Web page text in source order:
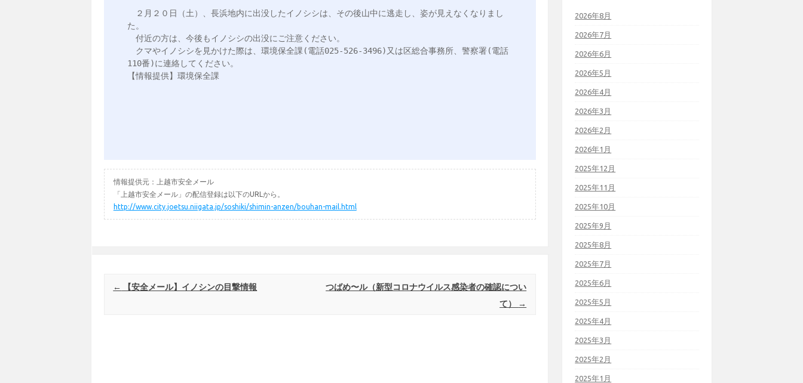
２月２０日（土）、長浜地内に出没したイノシシは、その後山中に逃走し、姿が見えなくなりまし
た。
付近の方は、今後もイノシシの出没にご注意ください。
クマやイノシシを見かけた際は、環境保全課(電話025-526-3496)又は区総合事務所、警察署(電話
110番)に連絡してください。
【情報提供】環境保全課
情報提供元：上越市安全メール
「上越市安全メール」の配信登録は以下のURLから。
http://www.city.joetsu.niigata.jp/soshiki/shimin-anzen/bouhan-mail.html
Post navigation
← 【安全メール】イノシンの目撃情報
つばめ〜ル（新型コロナウイルス感染者の確認につい
て）
→
2026年8月
2026年7月
2026年6月
2026年5月
2026年4月
2026年3月
2026年2月
2026年1月
2025年12月
2025年11月
2025年10月
2025年9月
2025年8月
2025年7月
2025年6月
2025年5月
2025年4月
2025年3月
2025年2月
2025年1月